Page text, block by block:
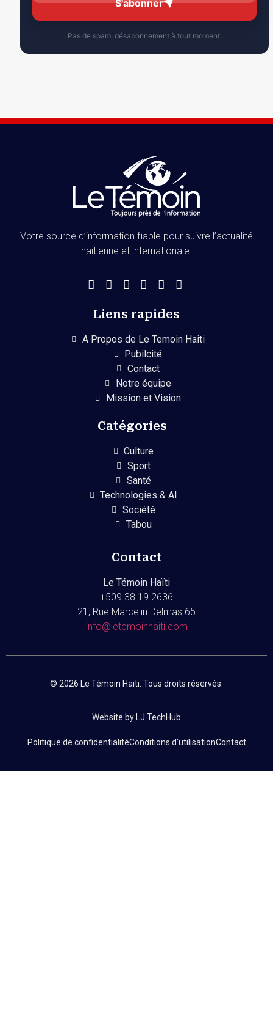
S'abonner
Pas de spam, désabonnement à tout moment.
Votre source d’information fiable pour suivre l’actualité
haïtienne et internationale.
Liens rapides
A Propos de Le Temoin Haiti
Pubilcité
Contact
Notre équipe
Mission et Vision
Catégories
Culture
Sport
Santé
Technologies & AI
Société
Tabou
Contact
Le Témoin Haïti
+509 38 19 2636
21, Rue Marcelin Delmas 65
info@letemoinhaiti.com
© 2026 Le Témoin Haiti. Tous droits réservés.
Website by LJ TechHub
Politique de confidentialitéConditions d'utilisationContact